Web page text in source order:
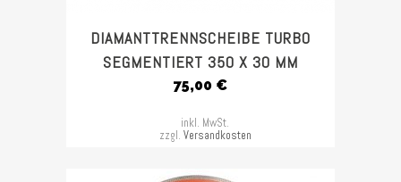
DIAMANTTRENNSCHEIBE TURBO
SEGMENTIERT 350 X 30 MM
75,00 €
inkl. MwSt.
zzgl. Versandkosten